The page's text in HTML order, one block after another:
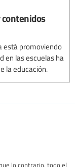
está promoviendo
en las escuelas ha
la educación.